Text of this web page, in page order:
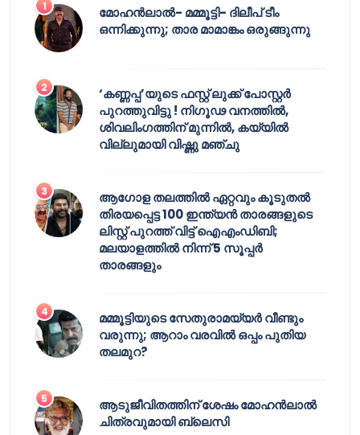
മോഹൻലാൽ- മമ്മൂട്ടി- ദിലീപ് ടീം
ഒന്നിക്കുന്നു; താര മാമാങ്കം ഒരുങ്ങുന്നു
‘കണ്ണപ്പ’യുടെ ഫസ്റ്റ് ലുക്ക് പോസ്റ്റർ
പുറത്തുവിട്ടു ! നിഗൂഢ വനത്തിൽ,
ശിവലിംഗത്തിന് മുന്നിൽ, കയ്യിൽ
വില്ലുമായി വിഷ്ണു മഞ്ചു
ആഗോള തലത്തിൽ ഏറ്റവും കൂടുതൽ
തിരയപ്പെട്ട 100 ഇന്ത്യൻ താരങ്ങളുടെ
ലിസ്റ്റ് പുറത്ത് വിട്ട് ഐഎംഡിബി;
മലയാളത്തിൽ നിന്ന് 5 സൂപ്പർ
താരങ്ങളും
മമ്മൂട്ടിയുടെ സേതുരാമയ്യർ വീണ്ടും
വരുന്നു; ആറാം വരവിൽ ഒപ്പം പുതിയ
തലമുറ?
ആടുജീവിതത്തിന് ശേഷം മോഹൻലാൽ
ചിത്രവുമായി ബ്ലെസി